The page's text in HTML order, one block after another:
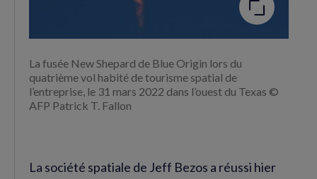
La fusée New Shepard de Blue Origin lors du
quatrième vol habité de tourisme spatial de
l’entreprise, le 31 mars 2022 dans l’ouest du Texas ©
AFP Patrick T. Fallon
La société spatiale de Jeff Bezos a réussi hier